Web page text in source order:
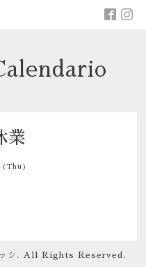
業
(Thu)
シ . All Rights Reserved.